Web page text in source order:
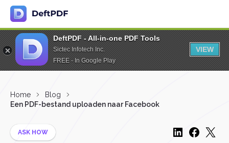
DeftPDF - All-in-one PDF Tools
Sictec Infotech Inc.
FREE - In Google Play
VIEW
Home
Blog
Een PDF-bestand uploaden naar Facebook
ASK HOW